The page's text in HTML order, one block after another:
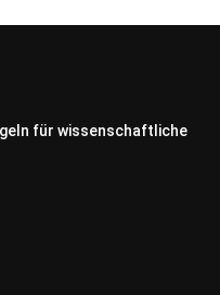
für wissenschaftliche